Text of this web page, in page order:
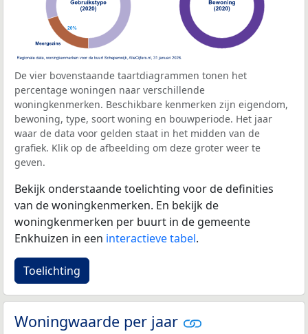
De vier bovenstaande taartdiagrammen tonen het
percentage woningen naar verschillende
woningkenmerken. Beschikbare kenmerken zijn eigendom,
bewoning, type, soort woning en bouwperiode. Het jaar
waar de data voor gelden staat in het midden van de
grafiek. Klik op de afbeelding om deze groter weer te
geven.
Bekijk onderstaande toelichting voor de definities
van de woningkenmerken. En bekijk de
woningkenmerken per buurt in de gemeente
Enkhuizen in een interactieve tabel.
Toelichting
Woningwaarde per jaar